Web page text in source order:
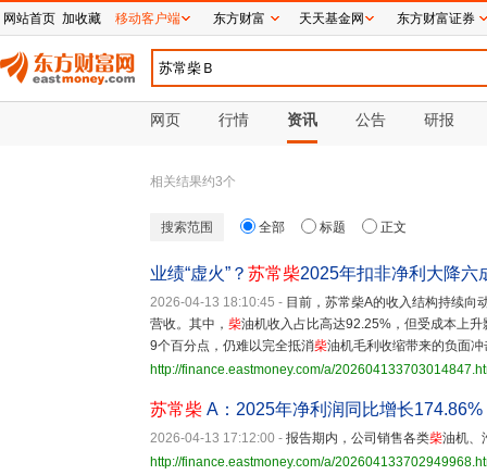
网页 行情 资讯 公告 研报
相关结果约3个
搜索范围 全部 标题 正文
业绩“虚火”？ 苏常柴2025年扣非净利大降六
2026-04-13 18:10:45 - 目前，苏常柴A的收入结构持续向
营收。其中， 柴油机收入占比高达92.25%，但受成本上
9个百分点，仍难以完全抵消柴油机毛利收缩带来的负面冲
http://finance.eastmoney.com/a/
苏常柴 A：2025年净利润同比增长
2026-04-13 17:12:00 - 报告期内，公司销售各类柴油机、
http://finance.eastmoney.com/a/
网站首页 加收藏 移动客户端 东方财富 天天基金网 东方财富证券